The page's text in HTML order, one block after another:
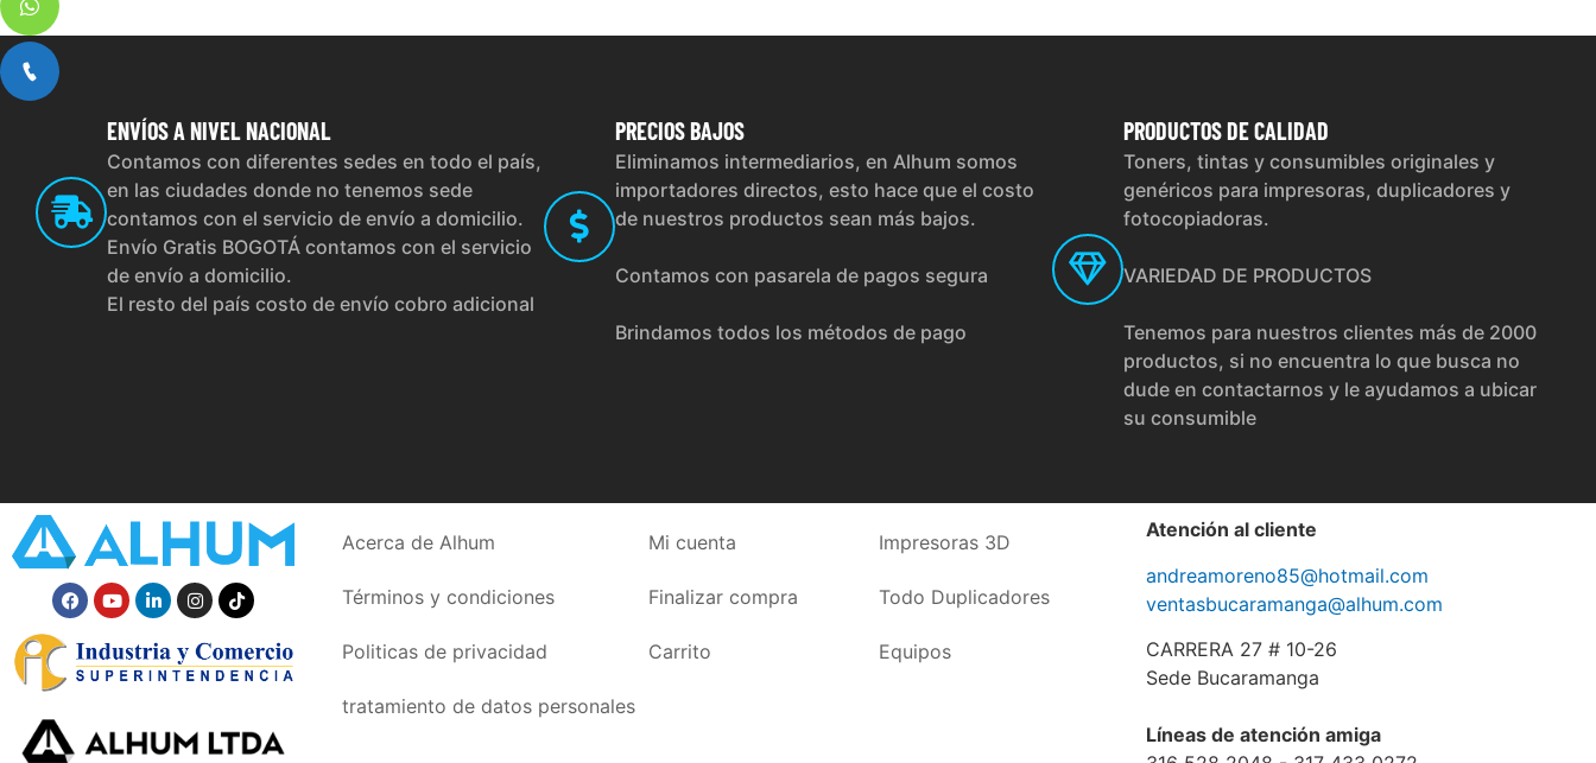
ENVÍOSA NIVEL NACIONAL
Contamos con diferentes sedes en todo el país,
en las ciudades donde no tenemos sede
contamos con el servicio de envío a domicilio.
Envío Gratis BOGOTÁ contamos con el servicio
de envío a domicilio.
El resto del país costo de envío cobro adicional
PRECIOSBAJOS
Eliminamos intermediarios, en Alhum somos
importadores directos, esto hace que el costo
de nuestros productos sean más bajos.
Contamos con pasarela de pagos segura
Brindamos todos los métodos de pago
PRODUCTOSDE CALIDAD
Toners, tintas y consumibles originales y
genéricos para impresoras, duplicadores y
fotocopiadoras.
VARIEDAD DE PRODUCTOS
Tenemos para nuestros clientes más de 2000
productos, si no encuentra lo que busca no
dude en contactarnos y le ayudamos a ubicar
su consumible
Acerca de Alhum
Términos y condiciones
Politicas de privacidad
tratamiento de datos personales
Mi cuenta
Finalizar compra
Carrito
Impresoras 3D
Todo Duplicadores
Equipos
Atención al cliente
andreamoreno85@hotmail.com
ventasbucaramanga@alhum.com
CARRERA 27 # 10-26
Sede Bucaramanga
Líneas de atención amiga